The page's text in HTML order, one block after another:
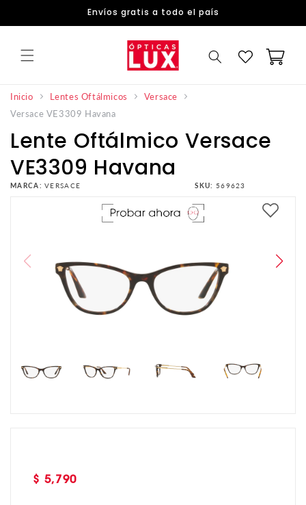
Envíos gratis a todo el país
Carrito
Inicio Lentes Oftálmicos Versace
Versace VE3309 Havana
Lente Oftálmico Versace
VE3309 Havana
MARCA:VERSACE SKU: 569623
Precio
$ 5,790